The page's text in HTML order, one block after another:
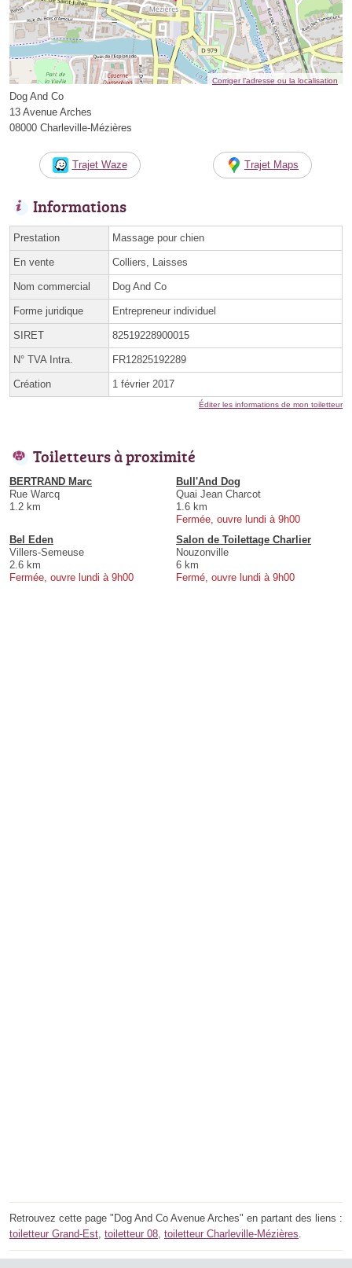
Corriger l’adresse ou la localisation
Dog And Co
13 Avenue Arches
08000 Charleville-Mézières
Trajet Waze Trajet Maps
Informations
Prestation Massage pour chien
En vente Colliers, Laisses
Nom commercial Dog And Co
Forme juridique Entrepreneur individuel
SIRET 82519228900015
N° TVA Intra. FR12825192289
Création 1 février 2017
Éditer les informations de mon toiletteur
Toiletteurs à proximité
BERTRAND Marc
Rue Warcq
1.2 km
Bull'And Dog
Quai Jean Charcot
1.6 km
Fermée, ouvre lundi à 9h00
Bel Eden
Villers-Semeuse
2.6 km
Fermée, ouvre lundi à 9h00
Salon de Toilettage Charlier
Nouzonville
6 km
Fermé, ouvre lundi à 9h00
Retrouvez cette page "Dog And Co Avenue Arches" en partant des liens :
toiletteur Grand-Est, toiletteur 08, toiletteur Charleville-Mézières.